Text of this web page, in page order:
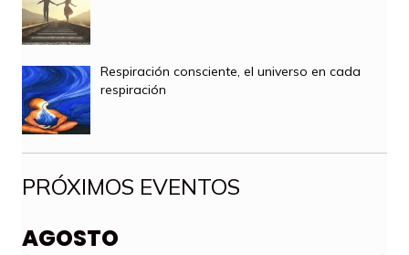
Respiración consciente, el universo en cada
respiración
PRÓXIMOS EVENTOS
AGOSTO